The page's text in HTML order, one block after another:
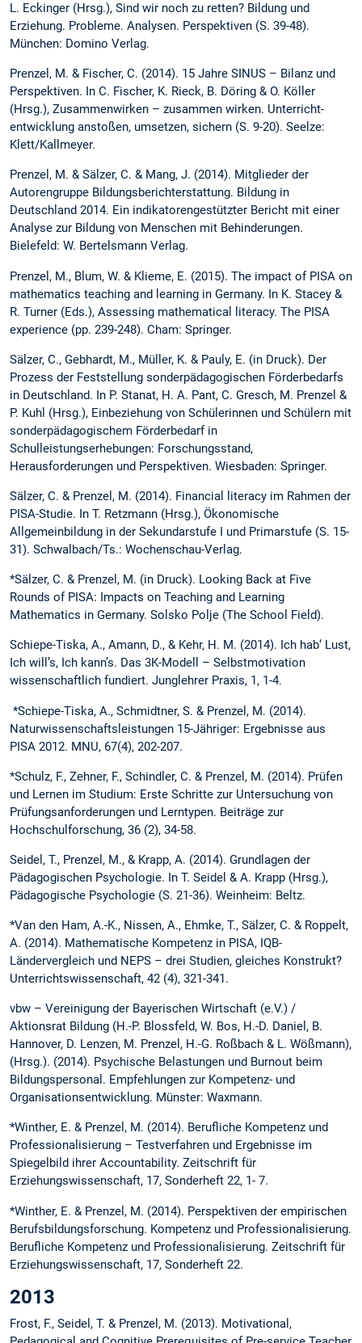
L. Eckinger (Hrsg.), Sind wir noch zu retten? Bildung und
Erziehung. Probleme. Analysen. Perspektiven (S. 39-48).
München: Domino Verlag.
Prenzel, M. & Fischer, C. (2014). 15 Jahre SINUS – Bilanz und
Perspektiven. In C. Fischer, K. Rieck, B. Döring & O. Köller
(Hrsg.), Zusammenwirken – zusammen wirken. Unterricht­
entwicklung anstoßen, umsetzen, sichern (S. 9-20). Seelze:
Klett/Kallmeyer.
Prenzel, M. & Sälzer, C. & Mang, J. (2014). Mitglieder der
Autorengruppe Bildungsberichterstattung. Bildung in
Deutschland 2014. Ein indikatorengestützter Bericht mit einer
Analyse zur Bildung von Menschen mit Behinderungen.
Bielefeld: W. Bertelsmann Verlag.
Prenzel, M., Blum, W. & Klieme, E. (2015). The impact of PISA on
mathematics teaching and learning in Germany. In K. Stacey &
R. Turner (Eds.), Assessing mathematical literacy. The PISA
experience (pp. 239-248). Cham: Springer.
Sälzer, C., Gebhardt, M., Müller, K. & Pauly, E. (in Druck). Der
Prozess der Feststellung sonderpädagogischen Förderbedarfs
in Deutschland. In P. Stanat, H. A. Pant, C. Gresch, M. Prenzel &
P. Kuhl (Hrsg.), Einbeziehung von Schülerinnen und Schülern mit
sonderpädagogischem Förderbedarf in
Schulleistungserhebungen: Forschungsstand,
Herausforderungen und Perspektiven. Wiesbaden: Springer.
Sälzer, C. & Prenzel, M. (2014). Financial literacy im Rahmen der
PISA-Studie. In T. Retzmann (Hrsg.), Ökonomische
Allgemeinbildung in der Sekundarstufe I und Primarstufe (S. 15-
31). Schwalbach/Ts.: Wochenschau-Verlag.
*Sälzer, C. & Prenzel, M. (in Druck). Looking Back at Five
Rounds of PISA: Impacts on Teaching and Learning
Mathematics in Germany. Solsko Polje (The School Field).
Schiepe-Tiska, A., Amann, D., & Kehr, H. M. (2014). Ich hab‘ Lust,
Ich will’s, Ich kann’s. Das 3K-Modell – Selbstmotivation
wissenschaftlich fundiert. Junglehrer Praxis, 1, 1-4.
*Schiepe-Tiska, A., Schmidtner, S. & Prenzel, M. (2014).
Naturwissenschaftsleistungen 15-Jähriger: Ergebnisse aus
PISA 2012. MNU, 67(4), 202-207.
*Schulz, F., Zehner, F., Schindler, C. & Prenzel, M. (2014). Prüfen
und Lernen im Studium: Erste Schritte zur Untersuchung von
Prüfungsanforderungen und Lerntypen. Beiträge zur
Hochschulforschung, 36 (2), 34-58.
Seidel, T., Prenzel, M., & Krapp, A. (2014). Grundlagen der
Pädagogischen Psychologie. In T. Seidel & A. Krapp (Hrsg.),
Pädagogische Psychologie (S. 21-36). Weinheim: Beltz.
*Van den Ham, A.-K., Nissen, A., Ehmke, T., Sälzer, C. & Roppelt,
A. (2014). Mathematische Kompetenz in PISA, IQB-
Ländervergleich und NEPS – drei Studien, gleiches Konstrukt?
Unterrichtswissenschaft, 42 (4), 321-341.
vbw – Vereinigung der Bayerischen Wirtschaft (e.V.) /
Aktionsrat Bildung (H.-P. Blossfeld, W. Bos, H.-D. Daniel, B.
Hannover, D. Lenzen, M. Prenzel, H.-G. Roßbach & L. Wößmann),
(Hrsg.). (2014). Psychische Belastungen und Burnout beim
Bildungspersonal. Empfehlungen zur Kompetenz- und
Organisationsentwicklung. Münster: Waxmann.
*Winther, E. & Prenzel, M. (2014). Berufliche Kompetenz und
Professionalisierung – Testverfahren und Ergebnisse im
Spiegelbild ihrer Accountability. Zeitschrift für
Erziehungswissenschaft, 17, Sonderheft 22, 1- 7.
*Winther, E. & Prenzel, M. (2014). Perspektiven der empirischen
Berufsbildungsforschung. Kompetenz und Professionalisierung.
Berufliche Kompetenz und Professionalisierung. Zeitschrift für
Erziehungswissenschaft, 17, Sonderheft 22.
2013
Frost, F., Seidel, T. & Prenzel, M. (2013). Motivational,